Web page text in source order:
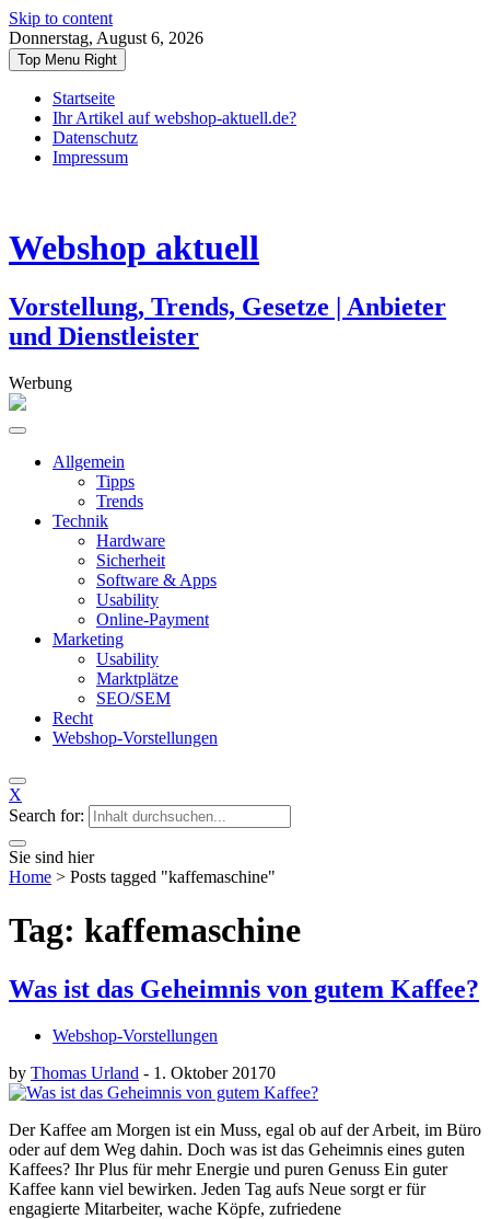
Skip to content
Donnerstag, August 6, 2026
Top Menu Right
Startseite
Ihr Artikel auf webshop-aktuell.de?
Datenschutz
Impressum
Webshop aktuell
Vorstellung, Trends, Gesetze | Anbieter
und Dienstleister
Werbung
Allgemein
Tipps
Trends
Technik
Hardware
Sicherheit
Software & Apps
Usability
Online-Payment
Marketing
Usability
Marktplätze
SEO/SEM
Recht
Webshop-Vorstellungen
X
Search for:
Sie sind hier
Home > Posts tagged "kaffemaschine"
Tag: kaffemaschine
Was ist das Geheimnis von gutem Kaffee?
Webshop-Vorstellungen
by Thomas Urland - 1. Oktober 20170
Der Kaffee am Morgen ist ein Muss, egal ob auf der Arbeit, im Büro
oder auf dem Weg dahin. Doch was ist das Geheimnis eines guten
Kaffees? Ihr Plus für mehr Energie und puren Genuss Ein guter
Kaffee kann viel bewirken. Jeden Tag aufs Neue sorgt er für
engagierte Mitarbeiter, wache Köpfe, zufriedene